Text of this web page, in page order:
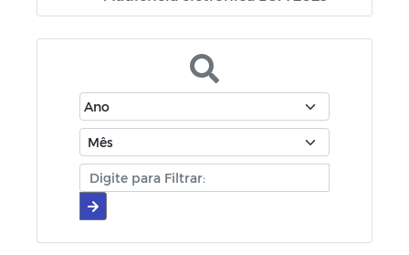
Editais
Manuais
Diário oficial
Cartilhas